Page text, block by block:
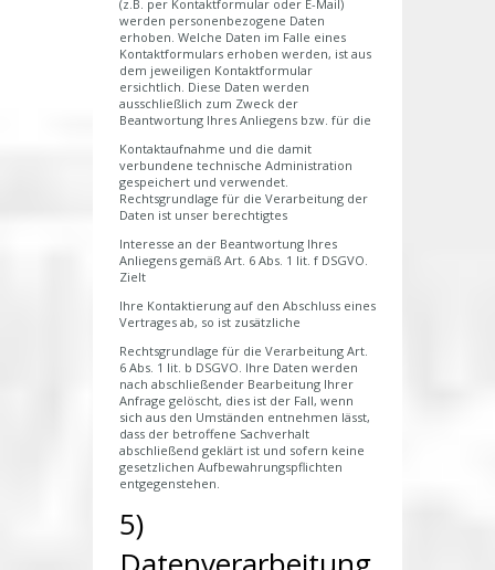
(z.B. per Kontaktformular oder E-Mail)
werden personenbezogene Daten
erhoben. Welche Daten im Falle eines
Kontaktformulars erhoben werden, ist aus
dem jeweiligen Kontaktformular
ersichtlich. Diese Daten werden
ausschließlich zum Zweck der
Beantwortung Ihres Anliegens bzw. für die
Kontaktaufnahme und die damit
verbundene technische Administration
gespeichert und verwendet.
Rechtsgrundlage für die Verarbeitung der
Daten ist unser berechtigtes
Interesse an der Beantwortung Ihres
Anliegens gemäß Art. 6 Abs. 1 lit. f DSGVO.
Zielt
Ihre Kontaktierung auf den Abschluss eines
Vertrages ab, so ist zusätzliche
Rechtsgrundlage für die Verarbeitung Art.
6 Abs. 1 lit. b DSGVO. Ihre Daten werden
nach abschließender Bearbeitung Ihrer
Anfrage gelöscht, dies ist der Fall, wenn
sich aus den Umständen entnehmen lässt,
dass der betroffene Sachverhalt
abschließend geklärt ist und sofern keine
gesetzlichen Aufbewahrungspflichten
entgegenstehen.
5)